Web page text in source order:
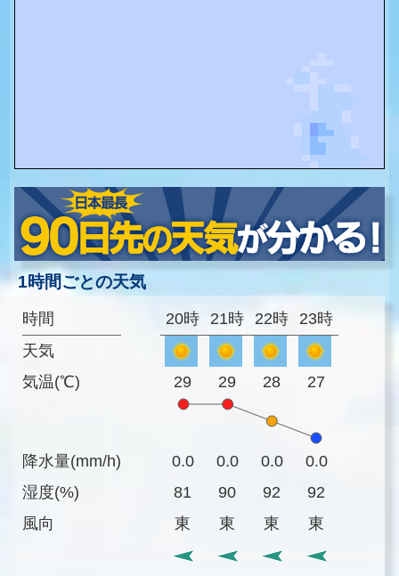
1時間ごとの天気
時間
天気
気温(℃)
降水量(mm/h)
湿度(%)
風向
20時 21時 22時 23時
29 29 28 27
0.0 0.0 0.0
0.0
81
90 92
92
東
東 東 東